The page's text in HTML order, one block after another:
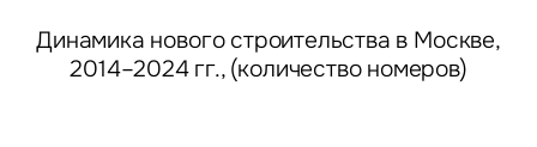
Динамика нового строительства в Москве,
2014–2024 гг., (количество номеров)